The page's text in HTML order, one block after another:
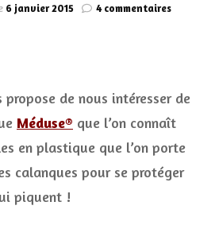
6 janvier 2015 4 commentairessur
+
concours
propose de nous intéresser de
Méduse® que l’on connaît
en plastique que l’on porte
calanques pour se protéger
piquent !